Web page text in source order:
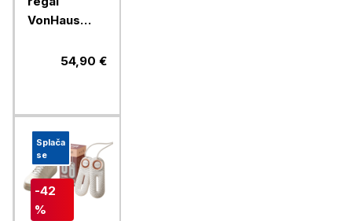
VonHaus
54,90 €
Splača
se
-42
%